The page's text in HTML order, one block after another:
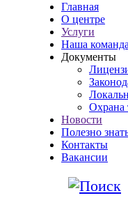
Главная
О центре
Услуги
Наша команда
Документы
Охрана
Новости
Полезно
Контакты
Вакансии